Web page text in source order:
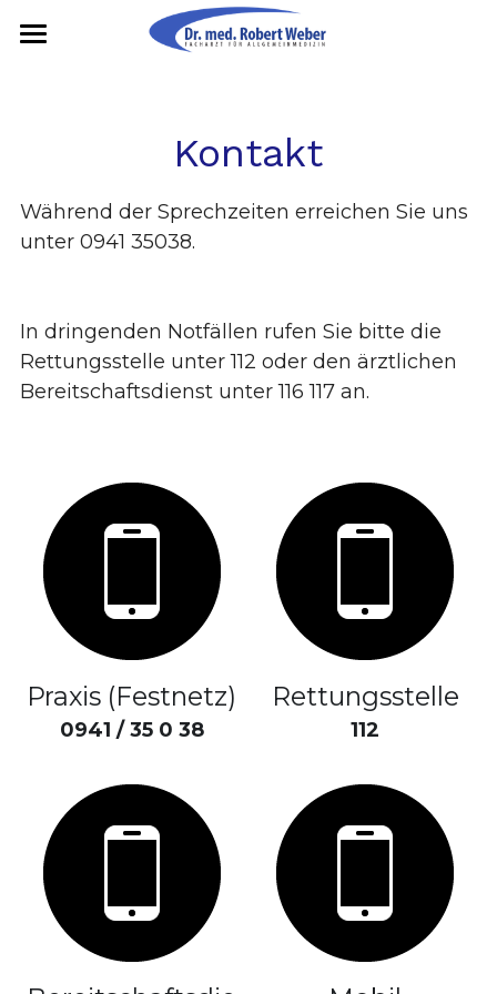
Unser Team
Kontakt
Anfahrt
Datenschutz
Suche
Kontakt
Während der Sprechzeiten erreichen Sie uns
unter 0941 35038.
In dringenden Notfällen rufen Sie bitte die
Rettungsstelle unter 112 oder den ärztlichen
Bereitschaftsdienst unter 116 117 an.
Praxis (Festnetz)
0941 / 35 0 38
Rettungsstelle
112